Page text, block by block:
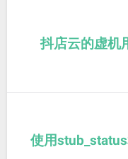
抖店云的虚机
使用